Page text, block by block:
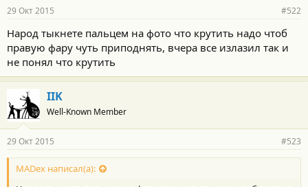
н
с
т
и
29 Окт 2015 #522
Народ тыкнете пальцем на фото что крутить надо чтоб
правую фару чуть приподнять, вчера все излазил так и
не понял что крутить
IIK
Well-Known Member
29 Окт 2015 #523
MADex написал(а):